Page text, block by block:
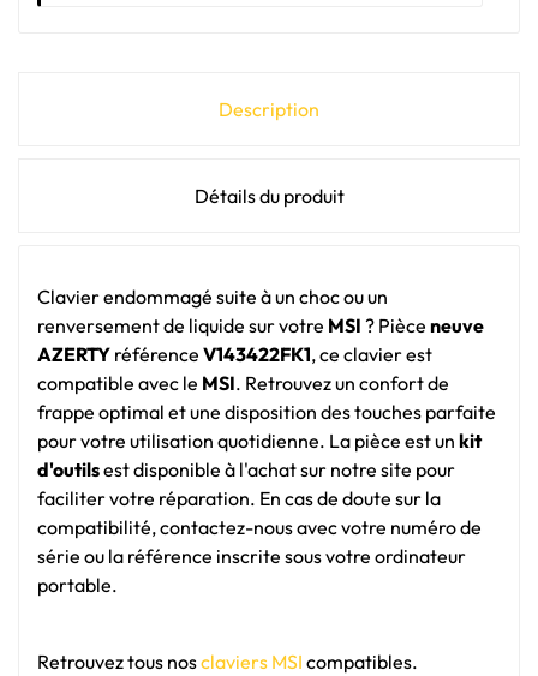
Description
Détails du produit
Clavier endommagé suite à un choc ou un
renversement de liquide sur votre MSI ? Pièce neuve
AZERTY référence V143422FK1, ce clavier est
compatible avec le MSI. Retrouvez un confort de
frappe optimal et une disposition des touches parfaite
pour votre utilisation quotidienne. La pièce est un kit
d'outilsest disponible à l'achat sur notre site pour
faciliter votre réparation. En cas de doute sur la
compatibilité, contactez-nous avec votre numéro de
série ou la référence inscrite sous votre ordinateur
portable.
Retrouvez tous nosclaviers MSI compatibles.